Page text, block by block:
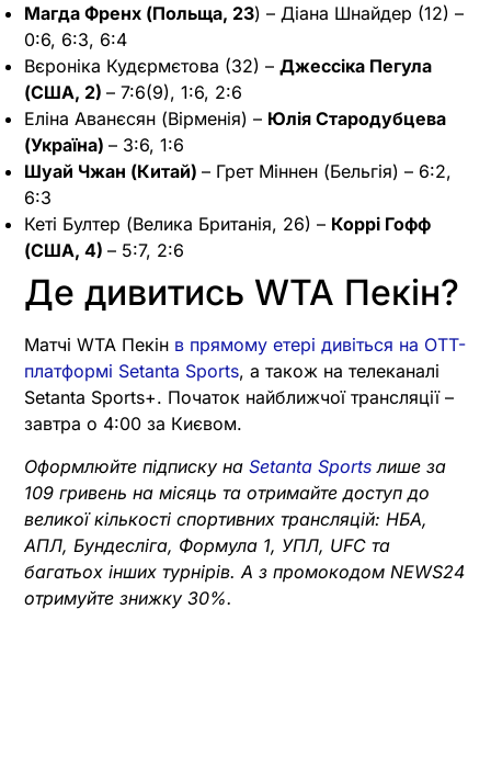
Магда Френх (Польща, 23) – Діана Шнайдер (12) –
0:6, 6:3, 6:4
Вєроніка Кудєрмєтова (32) – Джессіка Пегула
(США, 2) – 7:6(9), 1:6, 2:6
Еліна Аванєсян (Вірменія) – Юлія Стародубцева
(Україна) – 3:6, 1:6
Шуай Чжан (Китай) – Грет Міннен (Бельгія) – 6:2,
6:3
Кеті Бултер (Велика Британія, 26) – Коррі Гофф
(США, 4) – 5:7, 2:6
Де дивитись WTA Пекін?
Матчі WTA Пекін в прямому етері дивіться на OTT-
платформі Setanta Sports, а також на телеканалі
Setanta Sports+. Початок найближчої трансляції –
завтра о 4:00 за Києвом.
Оформлюйте підписку на Setanta Sports лише за
109 гривень на місяць та отримайте доступ до
великої кількості спортивних трансляцій: НБА,
АПЛ, Бундесліга, Формула 1, УПЛ, UFC та
багатьох інших турнірів. А з промокодом NEWS24
отримуйте знижку 30%.